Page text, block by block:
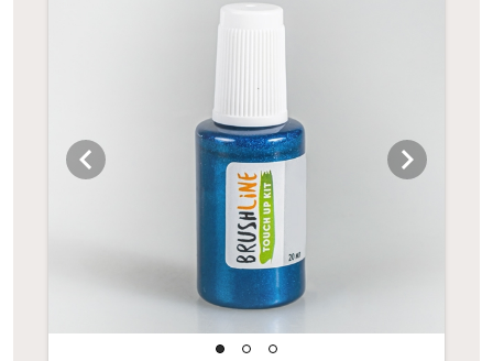
chevron_left chevron_right